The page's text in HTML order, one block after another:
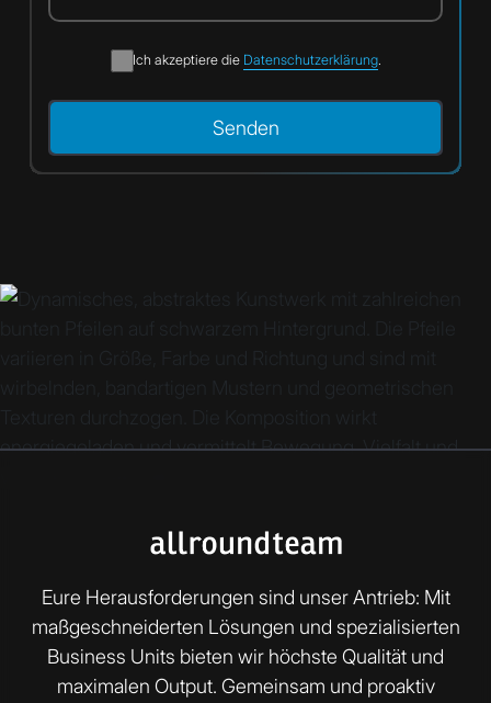
Ich akzeptiere die Datenschutzerklärung.
Eure Herausforderungen sind unser Antrieb: Mit
maßgeschneiderten Lösungen und spezialisierten
Business Units bieten wir höchste Qualität und
maximalen Output. Gemeinsam und proaktiv